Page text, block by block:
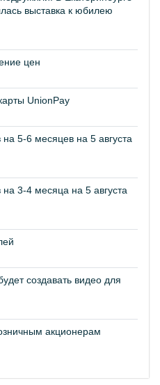
выставка к юбилею
цен
UnionPay
5-6 месяцев на 5 августа
3-4 месяца на 5 августа
создавать видео для
акционерам